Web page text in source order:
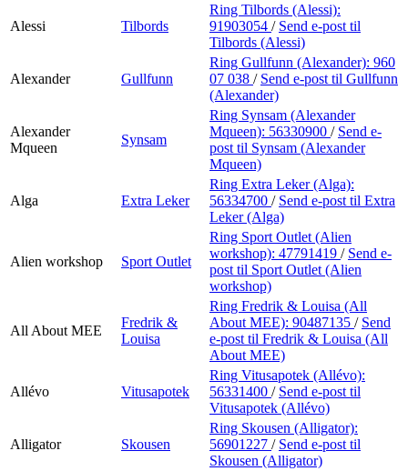
Alessi Tilbords
Ring Tilbords (Alessi):
91903054 / Send e-post til
Tilbords (Alessi)
Alexander Gullfunn
Ring Gullfunn (Alexander): 960
07 038 / Send e-post til Gullfunn
(Alexander)
Alexander
Mqueen
Synsam
Ring Synsam (Alexander
Mqueen): 56330900 / Send e-
post til Synsam (Alexander
Mqueen)
Alga Extra Leker
Ring Extra Leker (Alga):
56334700 / Send e-post til Extra
Leker (Alga)
Alien workshop Sport Outlet
Ring Sport Outlet (Alien
workshop): 47791419 / Send e-
post til Sport Outlet (Alien
workshop)
All About MEE
Fredrik &
Louisa
Ring Fredrik & Louisa (All
About MEE): 90487135 / Send
e-post til Fredrik & Louisa (All
About MEE)
Allévo Vitusapotek
Ring Vitusapotek (Allévo):
56331400 / Send e-post til
Vitusapotek (Allévo)
Alligator Skousen
Ring Skousen (Alligator):
56901227 / Send e-post til
Skousen (Alligator)